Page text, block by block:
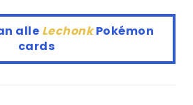
alle LechonkPokémon
cards